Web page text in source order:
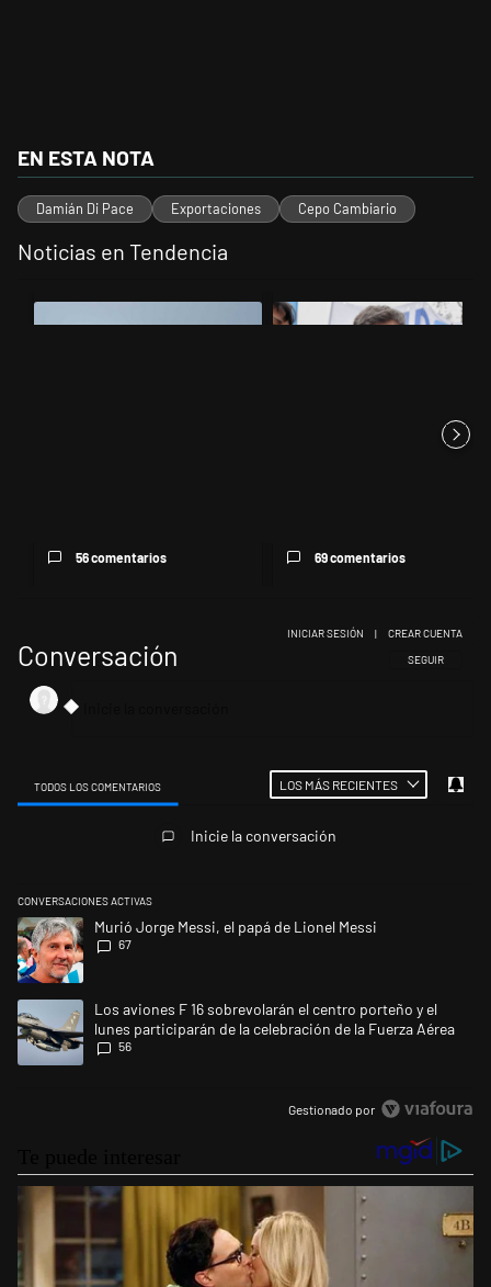
EN ESTA NOTA
Damián Di Pace Exportaciones Cepo Cambiario
Noticias en Tendencia
Un artículo de tendencia con el título "Los aviones F 16
56 comentarios
Un artículo de tendencia con el
69 comentarios
Conversación SIGA ESTA
SEGUIR
INICIAR SESIÓN | CREAR CUENTA
TODOS LOS COMENTARIOS LOS MÁS RECIENTES
Inicie la conversación
CONVERSACIONES ACTIVAS
Este listado muestra los artículos con más comentarios en los últimos
Un artículo de tendencia con el título "Murió Jorge Messi, el papá de
Murió Jorge Messi, el papá de Lionel Messi
67
Un artículo de tendencia con el título "Los aviones F 16 sobrevolarán
Los aviones F 16 sobrevolarán el centro porteño y el
lunes participarán de la celebración de la Fuerza Aérea
56
Gestionado por